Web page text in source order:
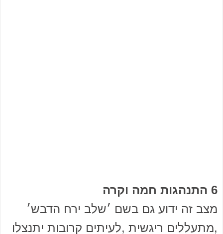
6 התנהגות חמה וקרה
מצב זה ידוע גם בשם ׳שלב ירח הדבש׳
,מתעללים ריגשית ,לעיתים קרובות יתנצלו